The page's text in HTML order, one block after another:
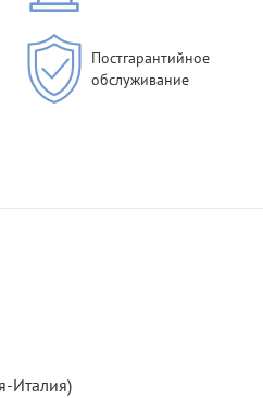
Постгарантийное
обслуживание
Италия)